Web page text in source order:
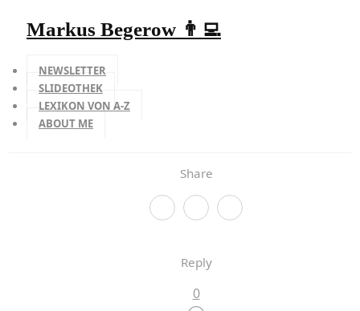
Markus Begerow 👨‍💻
NEWSLETTER
SLIDEOTHEK
LEXIKON VON A-Z
ABOUT ME
Share
Reply
0